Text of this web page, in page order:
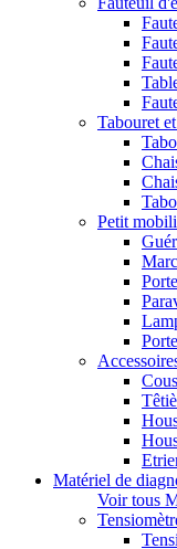
Tabouret
Petit
Matériel de
Voir tous